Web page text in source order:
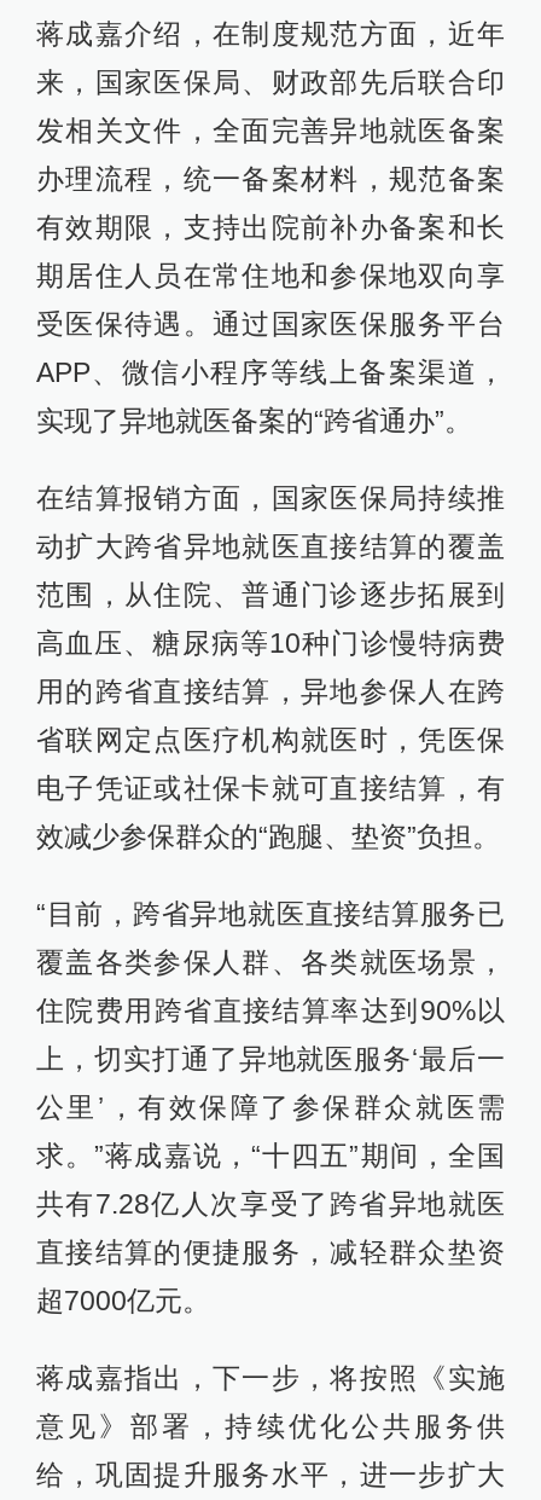
蒋成嘉介绍，在制度规范方面，近年
来，国家医保局、财政部先后联合印
发相关文件，全面完善异地就医备案
办理流程，统一备案材料，规范备案
有效期限，支持出院前补办备案和长
期居住人员在常住地和参保地双向享
受医保待遇。通过国家医保服务平台
APP、微信小程序等线上备案渠道，
实现了异地就医备案的“跨省通办”。
在结算报销方面，国家医保局持续推
动扩大跨省异地就医直接结算的覆盖
范围，从住院、普通门诊逐步拓展到
高血压、糖尿病等10种门诊慢特病费
用的跨省直接结算，异地参保人在跨
省联网定点医疗机构就医时，凭医保
电子凭证或社保卡就可直接结算，有
效减少参保群众的“跑腿、垫资”负担。
“目前，跨省异地就医直接结算服务已
覆盖各类参保人群、各类就医场景，
住院费用跨省直接结算率达到90%以
上，切实打通了异地就医服务‘最后一
公里’，有效保障了参保群众就医需
求。”蒋成嘉说，“十四五”期间，全国
共有7.28亿人次享受了跨省异地就医
直接结算的便捷服务，减轻群众垫资
超7000亿元。
蒋成嘉指出，下一步，将按照《实施
意见》部署，持续优化公共服务供
给，巩固提升服务水平，进一步扩大